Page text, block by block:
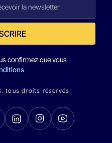
confirmez que vous
tous droits réservés.